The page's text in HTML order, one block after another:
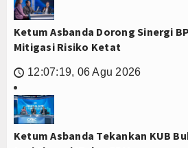
Ketum Asbanda Dorong Sinergi
Mitigasi Risiko Ketat
🕔 12:07:19, 06 Agu 2026
Ketum Asbanda Tekankan KUB